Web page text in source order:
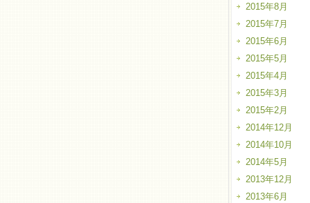
2015年8月
2015年7月
2015年6月
2015年5月
2015年4月
2015年3月
2015年2月
2014年12月
2014年10月
2014年5月
2013年12月
2013年6月